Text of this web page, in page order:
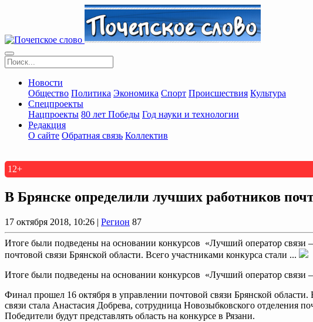
Новости
Общество Политика Экономика Спорт Происшествия Культура
Спецпроекты
Нацпроекты 80 лет Победы Год науки и технологии
Редакция
О сайте Обратная связь Коллектив
12+
В Брянске определили лучших работников
17 октября 2018, 10:26 | Регион 87
Итоге были подведены на основании конкурсов «Лучший оператор
почтовой связи Брянской области. Всего участниками конкурса стали ...
Итоге были подведены на основании конкурсов «Лучший оператор
Финал прошел 16 октября в управлении почтовой связи Брянской
связи стала Анастасия Добрева, сотрудница Новозыбковского
Победители будут представлять область на конкурсе в Рязани.